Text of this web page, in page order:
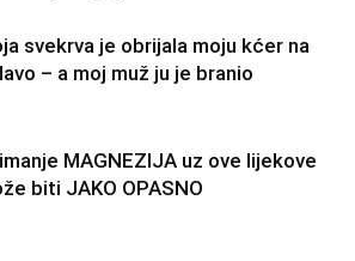
svekrva je obrijala moju kćer na
– a moj muž ju je branio
MAGNEZIJA uz ove lijekove
biti JAKO OPASNO